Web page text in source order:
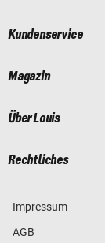
Kundenservice
Magazin
Über Louis
Rechtliches
Impressum
AGB